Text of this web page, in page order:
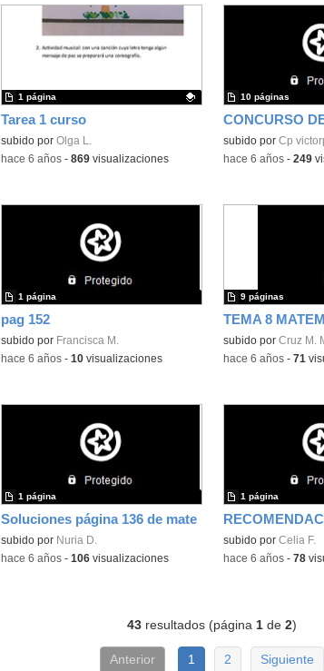
Tarea 1 curso
Contenido educativo.
subido por Olga L.
1 página
-hace 6 años- 869visualizaciones
subido por Cp
10 páginas
-hace 6 años- 249
pag 152
subido por Francisca M.
1 página
-hace 6 años- 10visualizaciones
subido por Cruz M.
9 páginas
-hace 6 años- 71
Soluciones página 136 de mate
subido por Nuria D.
1 página
-hace 6 años- 106visualizaciones
subido por Celia F.
1 página
-hace 6 años- 78
43resultados (página 1de 2)
Anterior 1 2 Siguiente